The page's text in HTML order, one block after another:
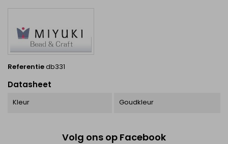
Referentiedb331
Datasheet
Kleur Goudkleur
Volg ons op Facebook